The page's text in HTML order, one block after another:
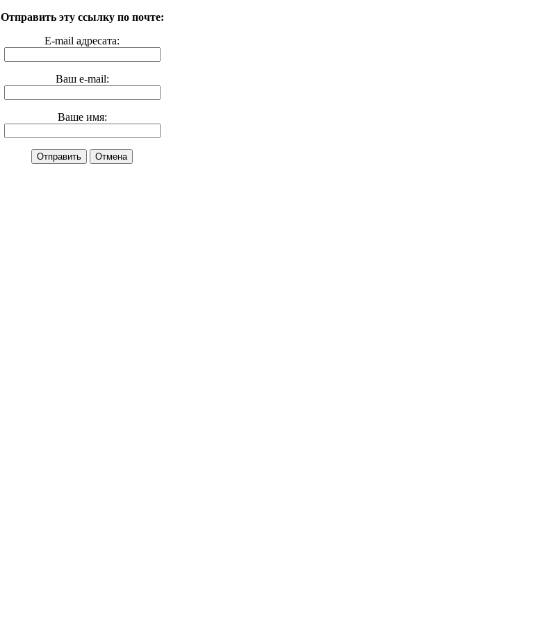
Отправить эту ссылку по почте:
E-mail адресата:
Ваш e-mail:
Ваше имя:
Отправить Отмена